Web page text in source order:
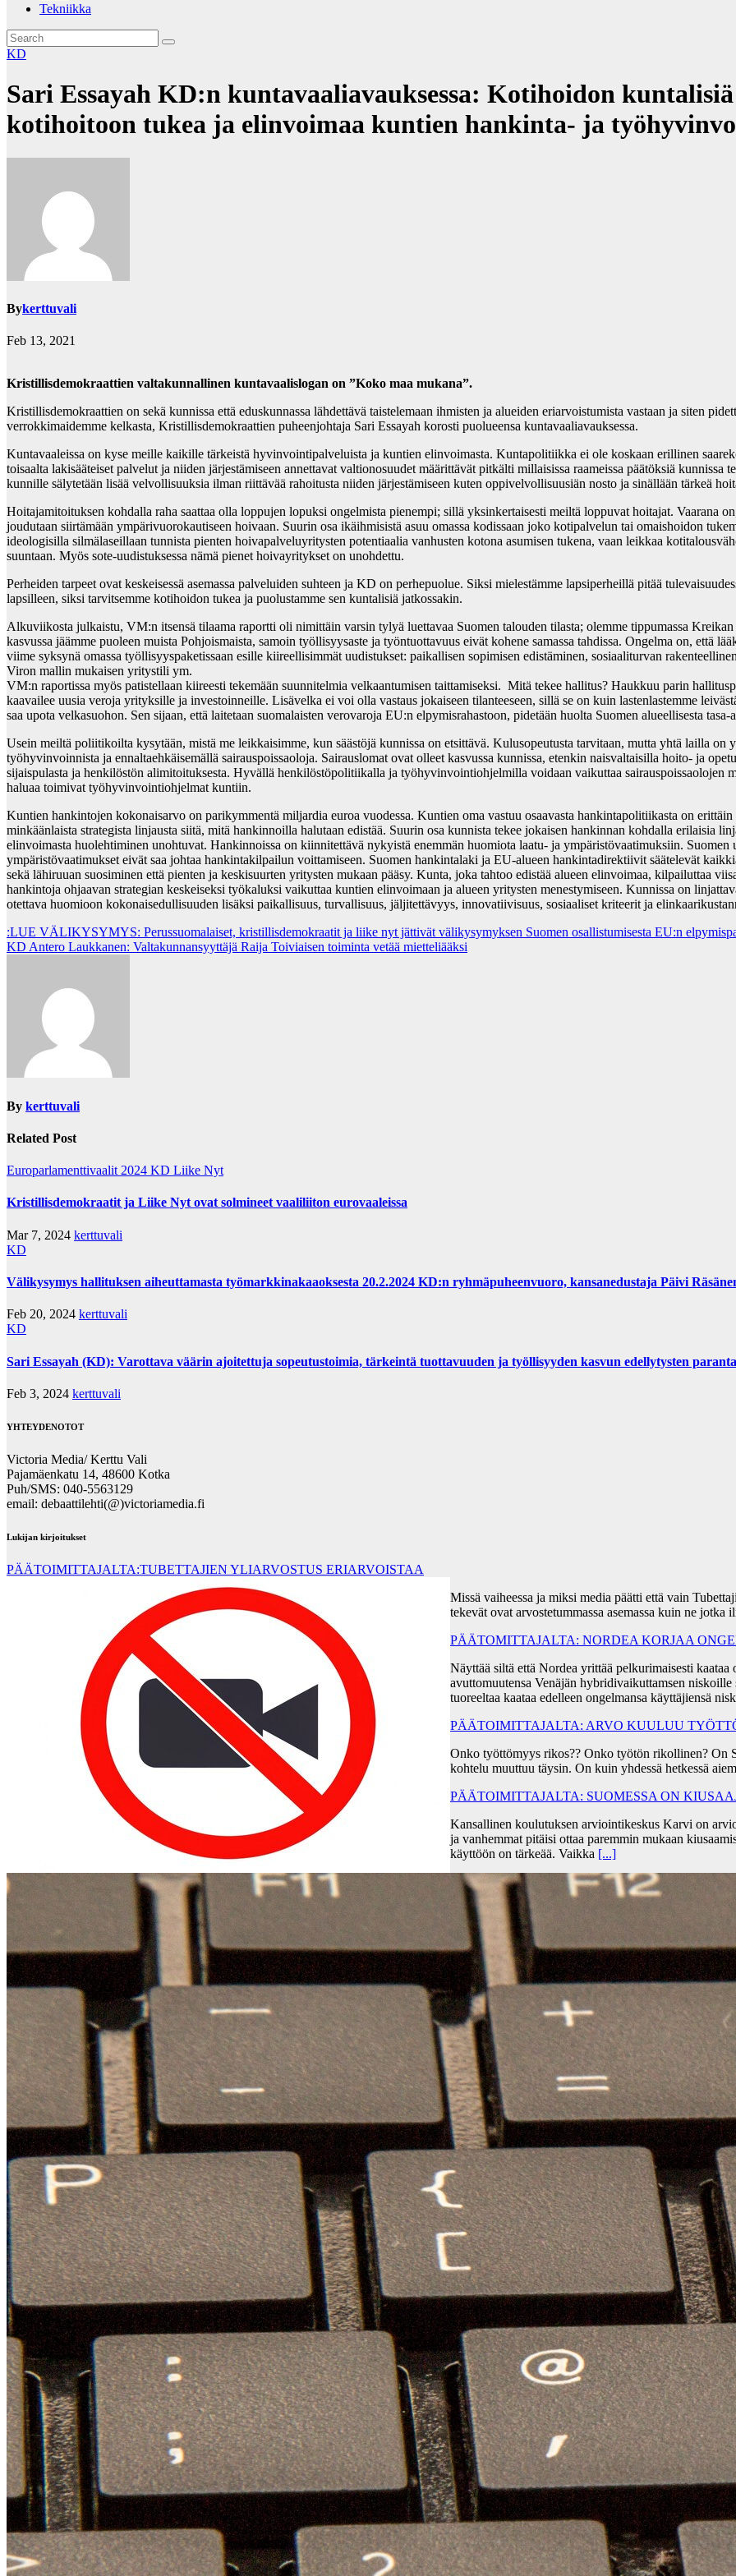
Tekniikka
KD
Sari Essayah KD:n kuntavaaliavauksessa: Kotihoidon
kotihoitoon tukea ja elinvoimaa kuntien hankinta- ja
Bykerttuvali
Feb 13, 2021
Kristillisdemokraattien valtakunnallinen kuntavaalislogan on ”Koko maa mukana”.
Kristillisdemokraattien on sekä kunnissa että eduskunnassa lähdettävä taistelemaan ihmisten ja alueiden eriarvoistumista vastaan ja siten
verrokkimaidemme kelkasta, Kristillisdemokraattien puheenjohtaja Sari Essayah korosti puolueensa kuntavaaliavauksessa.
Kuntavaaleissa on kyse meille kaikille tärkeistä hyvinvointipalveluista ja kuntien elinvoimasta. Kuntapolitiikka ei ole koskaan erillinen
toisaalta lakisääteiset palvelut ja niiden järjestämiseen annettavat valtionosuudet määrittävät pitkälti millaisissa raameissa päätöksiä kunnissa
kunnille sälytetään lisää velvollisuuksia ilman riittävää rahoitusta niiden järjestämiseen kuten oppivelvollisuusiän nosto ja sinällään tärkeä
Hoitajamitoituksen kohdalla raha saattaa olla loppujen lopuksi ongelmista pienempi; sillä yksinkertaisesti meiltä loppuvat hoitajat. Vaarana
joudutaan siirtämään ympärivuorokautiseen hoivaan. Suurin osa ikäihmisistä asuu omassa kodissaan joko kotipalvelun tai omaishoidon
ideologisilla silmälaseillaan tunnista pienten hoivapalveluyritysten potentiaalia vanhusten kotona asumisen tukena, vaan leikkaa
suuntaan. Myös sote-uudistuksessa nämä pienet hoivayritykset on unohdettu.
Perheiden tarpeet ovat keskeisessä asemassa palveluiden suhteen ja KD on perhepuolue. Siksi mielestämme lapsiperheillä pitää
lapsilleen, siksi tarvitsemme kotihoidon tukea ja puolustamme sen kuntalisiä jatkossakin.
Alkuviikosta julkaistu, VM:n itsensä tilaama raportti oli nimittäin varsin tylyä luettavaa Suomen talouden tilasta; olemme tippumassa
kasvussa jäämme puoleen muista Pohjoismaista, samoin työllisyysaste ja työntuottavuus eivät kohene samassa tahdissa. Ongelma on, että
viime syksynä omassa työllisyyspaketissaan esille kiireellisimmät uudistukset: paikallisen sopimisen edistäminen, sosiaaliturvan
Viron mallin mukaisen yritystili ym.
VM:n raportissa myös patistellaan kiireesti tekemään suunnitelmia velkaantumisen taittamiseksi. Mitä tekee hallitus? Haukkuu parin
kaavailee uusia veroja yrityksille ja investoinneille. Lisävelka ei voi olla vastaus jokaiseen tilanteeseen, sillä se on kuin lastenlastemme
saa upota velkasuohon. Sen sijaan, että laitetaan suomalaisten verovaroja EU:n elpymisrahastoon, pidetään huolta Suomen alueellisesta tasa-
Usein meiltä poliitikoilta kysytään, mistä me leikkaisimme, kun säästöjä kunnissa on etsittävä. Kulusopeutusta tarvitaan, mutta yhtä lailla on
työhyvinvoinnista ja ennaltaehkäisemällä sairauspoissaoloja. Sairauslomat ovat olleet kasvussa kunnissa, etenkin naisvaltaisilla hoito- ja
sijaispulasta ja henkilöstön alimitoituksesta. Hyvällä henkilöstöpolitiikalla ja työhyvinvointiohjelmilla voidaan vaikuttaa sairauspoissaolojen
haluaa toimivat työhyvinvointiohjelmat kuntiin.
Kuntien hankintojen kokonaisarvo on parikymmentä miljardia euroa vuodessa. Kuntien oma vastuu osaavasta hankintapolitiikasta on
minkäänlaista strategista linjausta siitä, mitä hankinnoilla halutaan edistää. Suurin osa kunnista tekee jokaisen hankinnan kohdalla erilaisia
elinvoimasta huolehtiminen unohtuvat. Hankinnoissa on kiinnitettävä nykyistä enemmän huomiota laatu- ja ympäristövaatimuksiin.
ympäristövaatimukset eivät saa johtaa hankintakilpailun voittamiseen. Suomen hankintalaki ja EU-alueen hankintadirektiivit säätelevät
sekä lähiruuan suosiminen että pienten ja keskisuurten yritysten mukaan pääsy. Kunta, joka tahtoo edistää alueen elinvoimaa, kilpailuttaa
hankintoja ohjaavan strategian keskeiseksi työkaluksi vaikuttaa kuntien elinvoimaan ja alueen yritysten menestymiseen. Kunnissa on
otettava huomioon kokonaisedullisuuden lisäksi paikallisuus, turvallisuus, jäljitettävyys, innovatiivisuus, sosiaaliset kriteerit ja
Post
navigation
:LUE VÄLIKYSYMYS: Perussuomalaiset, kristillisdemokraatit ja liike nyt jättivät välikysymyksen Suomen osallistumisesta EU:n
KD Antero Laukkanen: Valtakunnansyyttäjä Raija Toiviaisen toiminta vetää mietteliääksi
By kerttuvali
Related Post
Europarlamenttivaalit 2024 KD Liike Nyt
Kristillisdemokraatit ja Liike Nyt ovat solmineet vaaliliiton eurovaaleissa
Mar 7, 2024 kerttuvali
KD
Välikysymys hallituksen aiheuttamasta työmarkkinakaaoksesta 20.2.2024 KD:n ryhmäpuheenvuoro, kansanedustaja Päivi
Feb 20, 2024 kerttuvali
KD
Sari Essayah (KD): Varottava väärin ajoitettuja sopeutustoimia, tärkeintä tuottavuuden ja työllisyyden kasvun edellytysten
Feb 3, 2024 kerttuvali
YHTEYDENOTOT
Victoria Media/ Kerttu Vali
Pajamäenkatu 14, 48600 Kotka
Puh/SMS: 040-5563129
email: debaattilehti(@)victoriamedia.fi
Lukijan kirjoitukset
PÄÄTOIMITTAJALTA:TUBETTAJIEN YLIARVOSTUS ERIARVOISTAA
Missä vaiheessa ja miksi media päätti että vain
tekevät ovat arvostetummassa asemassa kuin ne
PÄÄTOMITTAJALTA: NORDEA KORJAA
Näyttää siltä että Nordea yrittää pelkurimaisesti
avuttomuutensa Venäjän hybridivaikuttamsen
tuoreeltaa kaataa edelleen ongelmansa käyttäjiensä
PÄÄTOIMITTAJALTA: ARVO KUULUU
Onko työttömyys rikos?? Onko työtön rikollinen? On
kohtelu muuttuu täysin. On kuin yhdessä hetkessä
PÄÄTOIMITTAJALTA: SUOMESSA ON
Kansallinen koulutuksen arviointikeskus Karvi on
ja vanhemmat pitäisi ottaa paremmin mukaan
käyttöön on tärkeää. Vaikka [...]